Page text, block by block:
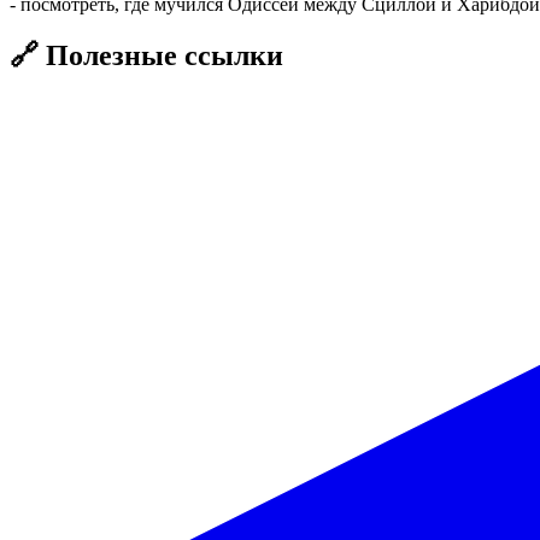
- посмотреть, где мучился Одиссей между Сциллой и
🔗 Полезные ссылки